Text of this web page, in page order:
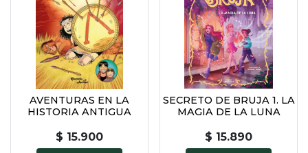
AVENTURAS EN LA
HISTORIA ANTIGUA
$ 15.900
SECRETO DE BRUJA 1. LA
MAGIA DE LA LUNA
$ 15.890